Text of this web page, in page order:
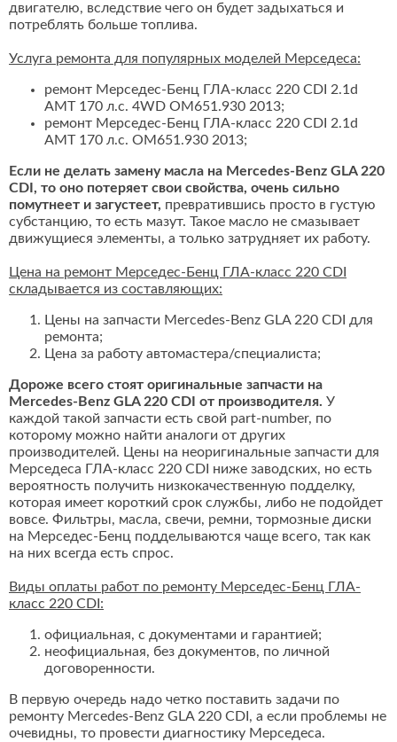
двигателю, вследствие чего он будет задыхаться и
потреблять больше топлива.
Услуга ремонта для популярных моделей Мерседеса:
ремонт Мерседес-Бенц ГЛА-класс 220 CDI 2.1d
AMT 170 л.с. 4WD OM651.930 2013;
ремонт Мерседес-Бенц ГЛА-класс 220 CDI 2.1d
AMT 170 л.с. OM651.930 2013;
Если не делать замену масла на Mercedes-Benz GLA 220
CDI, то оно потеряет свои свойства, очень сильно
помутнеет и загустеет, превратившись просто в густую
субстанцию, то есть мазут. Такое масло не смазывает
движущиеся элементы, а только затрудняет их работу.
Цена на ремонт Мерседес-Бенц ГЛА-класс 220 CDI
складывается из составляющих:
Цены на запчасти Mercedes-Benz GLA 220 CDI для
ремонта;
Цена за работу автомастера/специалиста;
Дороже всего стоят оригинальные запчасти на
Mercedes-Benz GLA 220 CDI от производителя. У
каждой такой запчасти есть свой part-number, по
которому можно найти аналоги от других
производителей. Цены на неоригинальные запчасти для
Мерседеса ГЛА-класс 220 CDI ниже заводских, но есть
вероятность получить низкокачественную подделку,
которая имеет короткий срок службы, либо не подойдет
вовсе. Фильтры, масла, свечи, ремни, тормозные диски
на Мерседес-Бенц подделываются чаще всего, так как
на них всегда есть спрос.
Виды оплаты работ по ремонту Мерседес-Бенц ГЛА-
класс 220 CDI:
официальная, с документами и гарантией;
неофициальная, без документов, по личной
договоренности.
В первую очередь надо четко поставить задачи по
ремонту Mercedes-Benz GLA 220 CDI, а если проблемы не
очевидны, то провести диагностику Мерседеса.